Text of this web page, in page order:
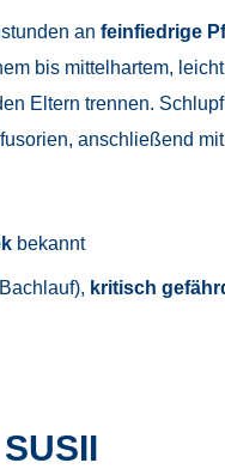
an feinfiedrige
bis mittelhartem,
Eltern trennen.
anschließend
bekannt
kritisch